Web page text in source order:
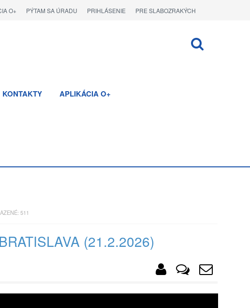
PRE SLABOZRAKÝCH
PRIHLÁSENIE
PÝTAM SA ÚRADU
O+
KONTAKTY APLIKÁCIA O+
511
(21.2.2026)